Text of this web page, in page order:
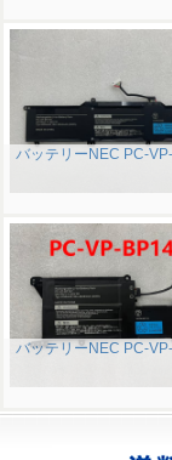
バッテリーNEC PC-
バッテリーNEC PC-